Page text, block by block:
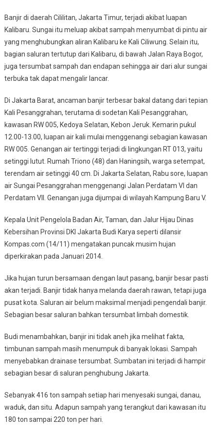
Banjir di daerah Cililitan, Jakarta Timur, terjadi akibat luapan
Kalibaru. Sungai itu meluap akibat sampah menyumbat di pintu air
yang menghubungkan aliran Kalibaru ke Kali Ciliwung. Selain itu,
bagian saluran tertutup dari Kalibaru, di bawah Jalan Raya Bogor,
juga tersumbat sampah dan endapan sehingga air dari alur sungai
terbuka tak dapat mengalir lancar.
Di Jakarta Barat, ancaman banjir terbesar bakal datang dari tepian
Kali Pesanggrahan, terutama di sodetan Kali Pesanggrahan,
kawasan RW 005, Kedoya Selatan, Kebon Jeruk. Kemarin pukul
12.00-13.00, luapan air kali mulai menggenangi sebagian kawasan
RW 005. Genangan air tertinggi terjadi di lingkungan RT 013, yaitu
setinggi lutut. Rumah Triono (48) dan Haningsih, warga setempat,
terendam air setinggi 40 cm. Di Jakarta Selatan, Rabu sore, luapan
air Sungai Pesanggrahan menggenangi Jalan Perdatam VI dan
Perdatam VII. Genangan juga dijumpai di wilayah Kampung Baru V.
Kepala Unit Pengelola Badan Air, Taman, dan Jalur Hijau Dinas
Kebersihan Provinsi DKI Jakarta Budi Karya seperti dilansir
Kompas.com (14/11) mengatakan puncak musim hujan
diperkirakan pada Januari 2014.
Jika hujan turun bersamaan dengan laut pasang, banjir besar pasti
akan terjadi. Banjir tidak hanya melanda daerah rawan, tetapi juga
pusat kota. Saluran air belum maksimal menjadi pengendali banjir.
Sebagian besar saluran bahkan tersumbat limbah domestik.
Budi menambahkan, banjir ini tidak aneh jika melihat fakta,
timbunan sampah masih menumpuk di banyak lokasi. Sampah
menyebabkan drainase tersumbat. Sumbatan ini terjadi di hampir
sebagian besar di saluran penghubung Jakarta.
Sebanyak 416 ton sampah setiap hari menyesaki sungai, danau,
waduk, dan situ. Adapun sampah yang terangkut dari kawasan itu
180 ton sampai 220 ton per hari.